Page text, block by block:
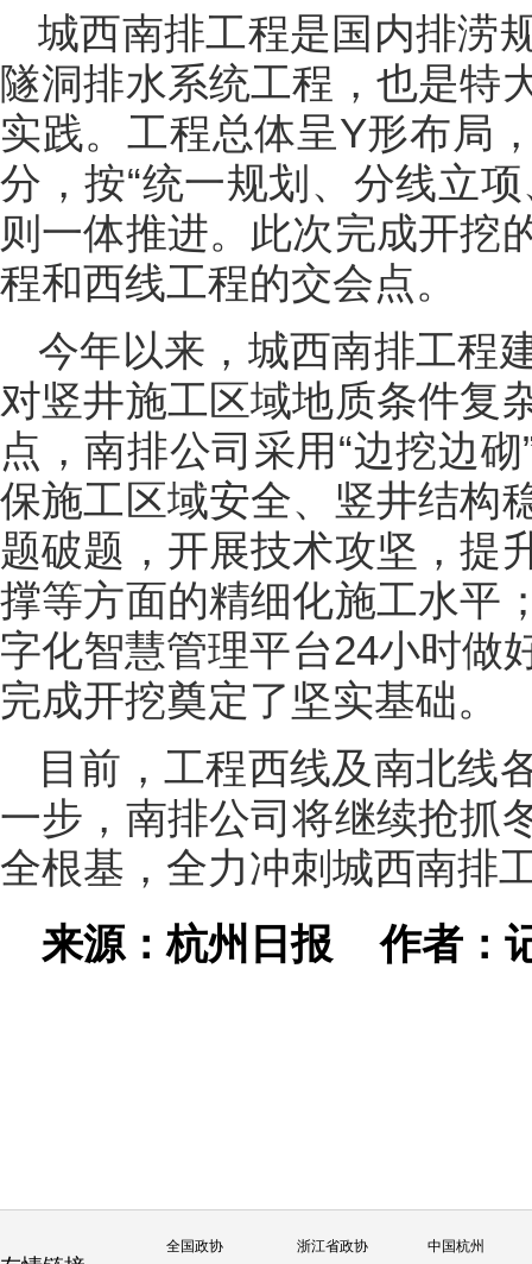
城西南排工程是国内排涝
隧洞排水系统工程，也是特
实践。工程总体呈Y形布局
分，按“统一规划、分线立
则一体推进。此次完成开挖
程和西线工程的交会点。
今年以来，城西南排工程
对竖井施工区域地质条件复
点，南排公司采用“边挖边
保施工区域安全、竖井结构
题破题，开展技术攻坚，提
撑等方面的精细化施工水平
字化智慧管理平台24小时做
完成开挖奠定了坚实基础。
目前，工程西线及南北线
一步，南排公司将继续抢抓
全根基，全力冲刺城西南排
来源：杭州日报作者：
全国政协 浙江省政协 中国杭州